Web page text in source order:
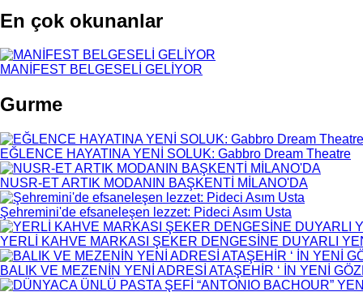
En çok okunanlar
MANİFEST BELGESELİ GELİYOR
Gurme
EĞLENCE HAYATINA YENİ SOLUK: Gabbro Dream Theatre
NUSR-ET ARTIK MODANIN BAŞKENTİ MİLANO'DA
Şehremini'de efsaneleşen lezzet: Pideci Asım Usta
YERLİ KAHVE MARKASI ŞEKER DENGESİNE DUYARLI
BALIK VE MEZENİN YENİ ADRESİ ATAŞEHİR ‘ İN YENİ